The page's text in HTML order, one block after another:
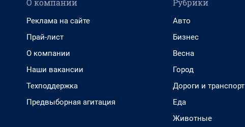
О компании
Реклама на сайте
Прай-лист
О компании
Наши вакансии
Техподдержка
Предвыборная агитация
Рубрики
Авто
Бизнес
Весна
Город
Дороги и транспорт
Еда
Животные